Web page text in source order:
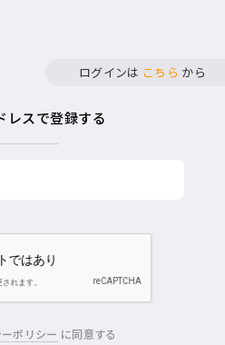
ログインは こちら から
レスで登録する
ポリシー に同意する